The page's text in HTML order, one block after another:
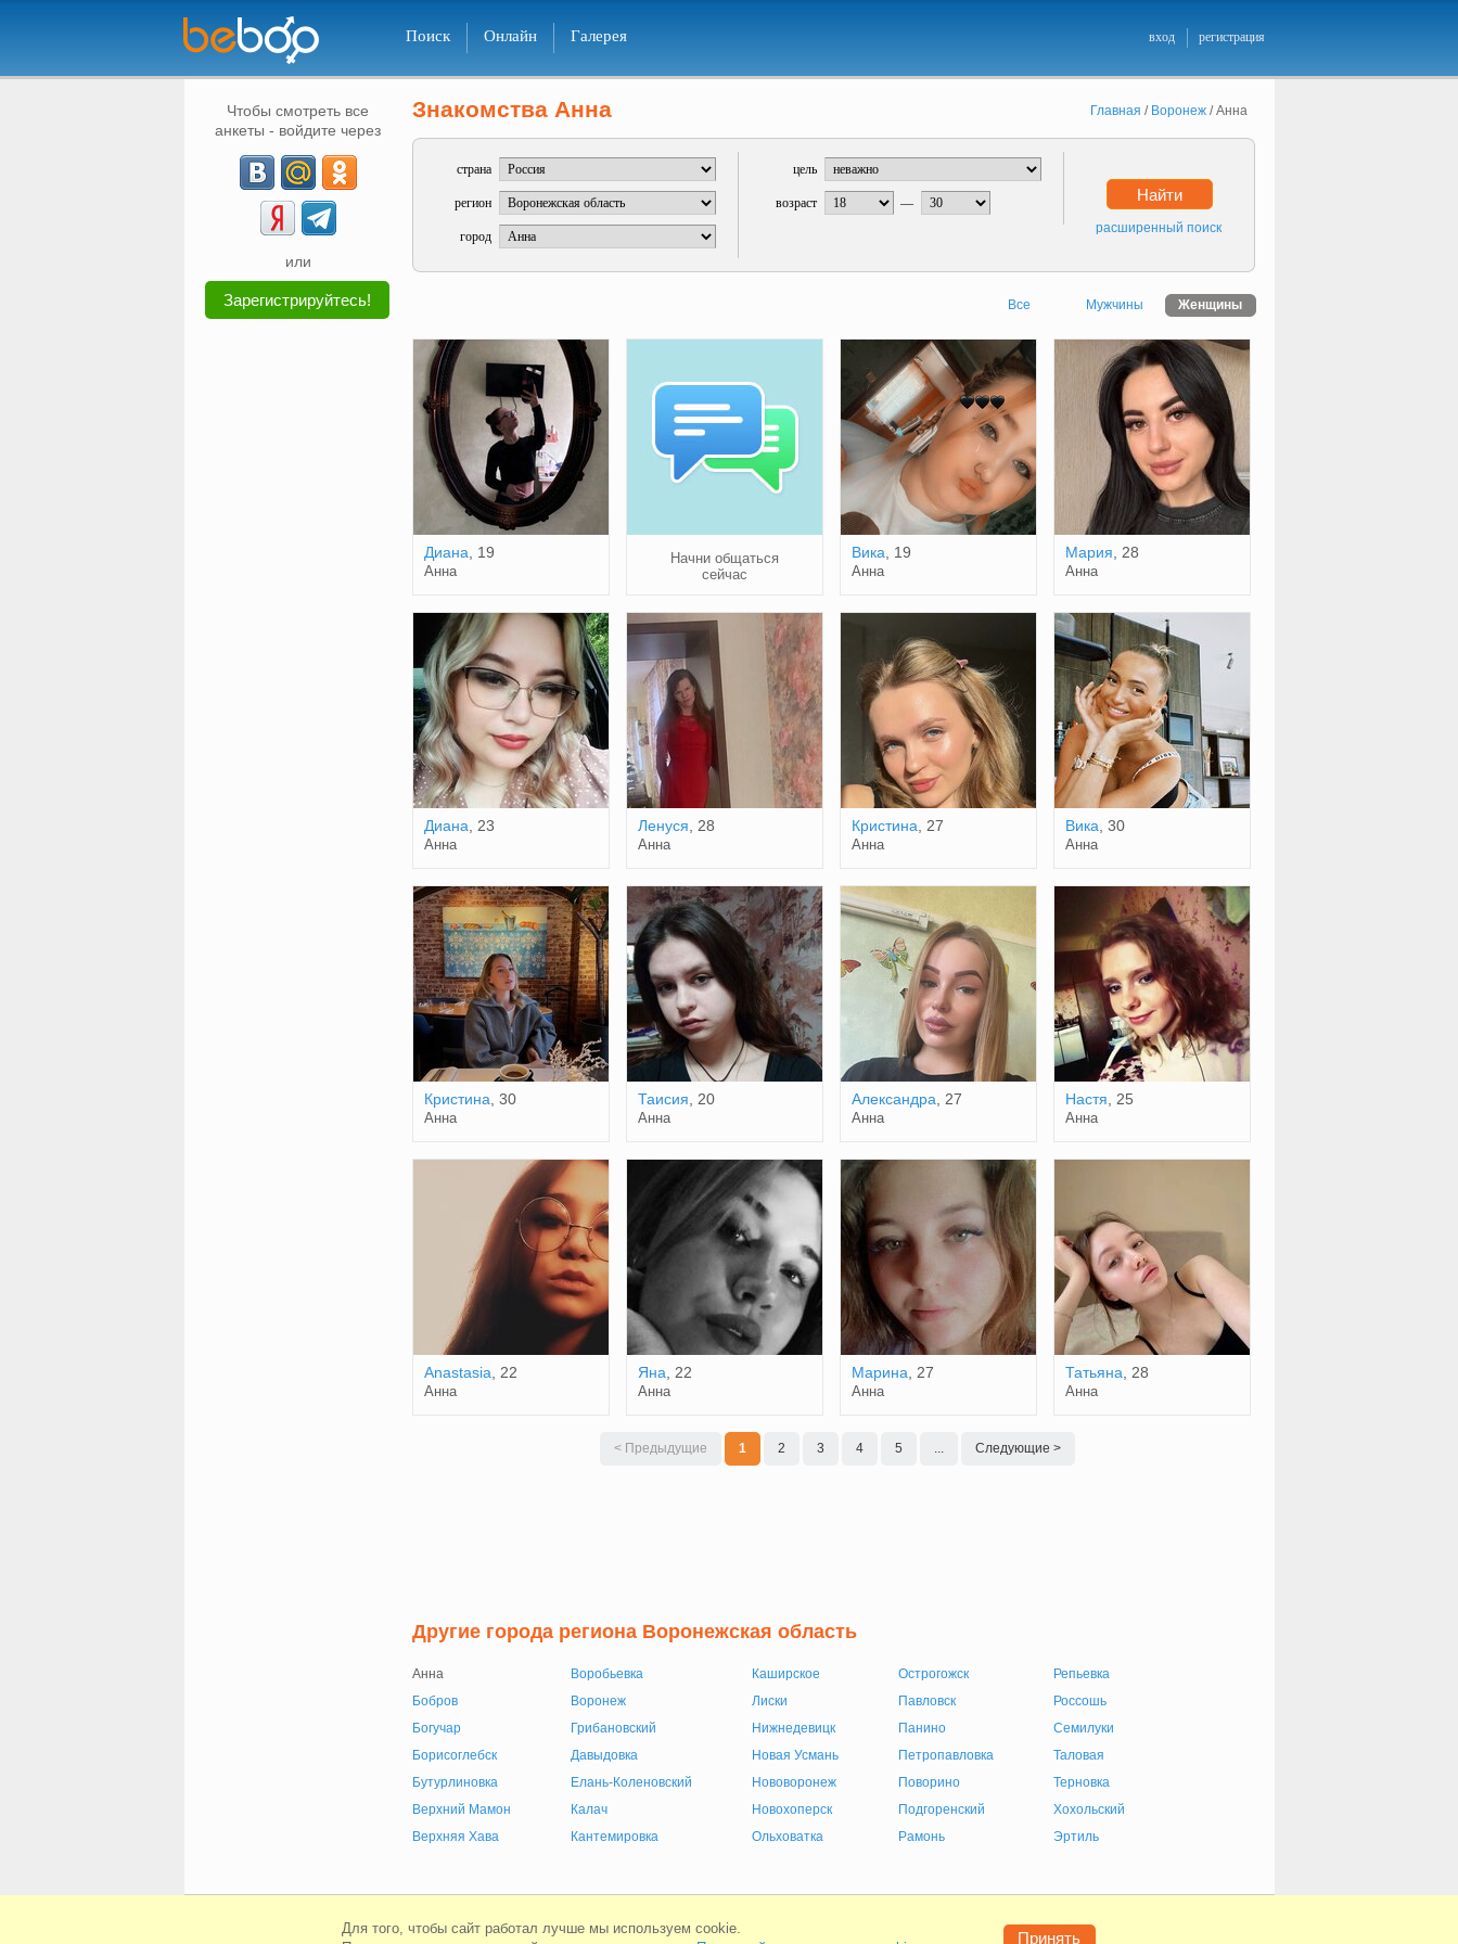
Поиск Онлайн Галерея вход регистрация
Чтобы смотреть все
анкеты - войдите через
или
Зарегистрируйтесь!
Знакомства Анна Главная / Воронеж/Анна
страна
регион
город
цель
возраст — Найти
расширенный поиск
Все Мужчины Женщины
Диана , 19
Анна
Начни общаться
сейчас
Вика , 19
Анна
Мария , 28
Анна
Диана , 23
Анна
Ленуся , 28
Анна
Кристина , 27
Анна
Вика , 30
Анна
Кристина , 30
Анна
Таисия , 20
Анна
Александра , 27
Анна
Настя , 25
Анна
Anastasia , 22
Анна
Яна , 22
Анна
Марина , 27
Анна
Татьяна , 28
Анна
< Предыдущие 1 2 3 4 5 ... Следующие >
Другие города региона Воронежская область
Анна
Бобров
Богучар
Борисоглебск
Бутурлиновка
Верхний Мамон
Верхняя Хава
Воробьевка
Воронеж
Грибановский
Давыдовка
Елань-Коленовский
Калач
Кантемировка
Каширское
Лиски
Нижнедевицк
Новая Усмань
Нововоронеж
Новохоперск
Ольховатка
Острогожск
Павловск
Панино
Петропавловка
Поворино
Подгоренский
Рамонь
Репьевка
Россошь
Семилуки
Таловая
Терновка
Хохольский
Эртиль
Для того, чтобы сайт работал лучше мы используем cookie.
Принять